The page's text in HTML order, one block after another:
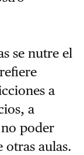
se nutre el
a
a
poder
aulas.